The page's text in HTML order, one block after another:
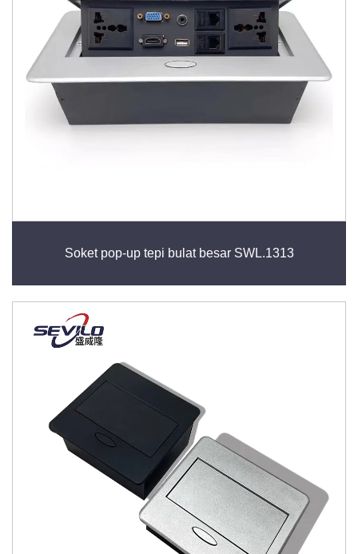
Soket pop-up tepi bulat besar SWL.1313